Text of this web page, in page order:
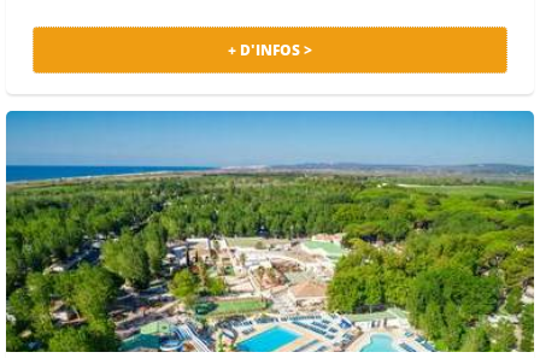
+ D'INFOS >